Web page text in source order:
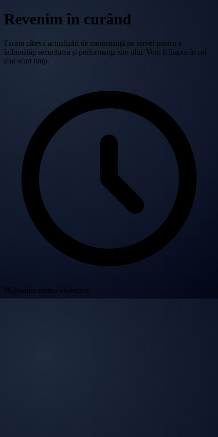
Revenim în curând
Facem câteva actualizări de mentenanță pe server pentru a
îmbunătăți securitatea și performanța site-ului. Vom fi înapoi în cel
mai scurt timp.
Mulțumim pentru înțelegere